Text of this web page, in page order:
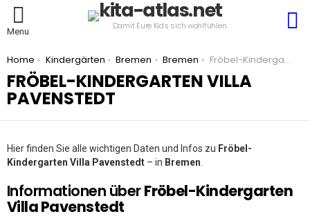
Menu
Damit Eure Kids sich wohlfühlen
You are here:
Home Kindergärten Bremen Bremen Fröbel-Kindergarten Villa Pavenstedt
FRÖBEL-KINDERGARTEN VILLA
PAVENSTEDT
Hier finden Sie alle wichtigen Daten und Infos zu Fröbel-
Kindergarten Villa Pavenstedt – in Bremen
Informationen überFröbel-Kindergarten
Villa Pavenstedt